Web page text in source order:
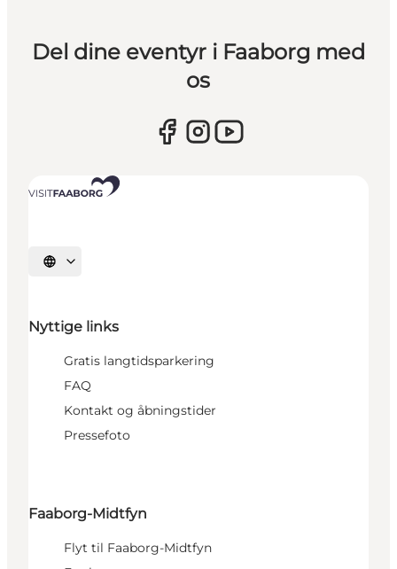
Del dine eventyr i Faaborg med
os
Vælg sprog
Nyttige links
Gratis langtidsparkering
FAQ
Kontakt og åbningstider
Pressefoto
Faaborg-Midtfyn
Flyt til Faaborg-Midtfyn